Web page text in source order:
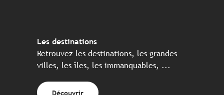
Les destinations
Retrouvez les destinations, les grandes
villes, les îles, les immanquables, ...
Découvrir